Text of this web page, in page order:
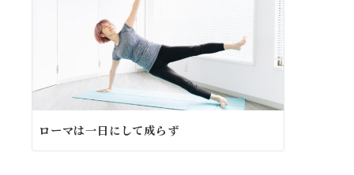
ローマは一日にして成らず